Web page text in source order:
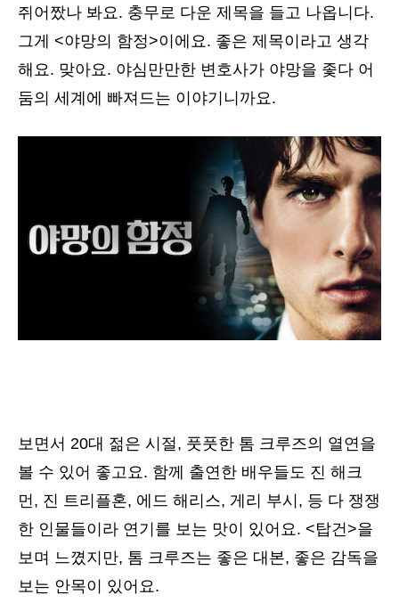
쥐어짰나 봐요. 충무로 다운 제목을 들고 나옵니다.
그게 <야망의 함정>이에요. 좋은 제목이라고 생각
해요. 맞아요. 야심만만한 변호사가 야망을 좇다 어
둠의 세계에 빠져드는 이야기니까요.
보면서 20대 젊은 시절, 풋풋한 톰 크루즈의 열연을
볼 수 있어 좋고요. 함께 출연한 배우들도 진 해크
먼, 진 트리플혼, 에드 해리스, 게리 부시, 등 다 쟁쟁
한 인물들이라 연기를 보는 맛이 있어요. <탑건>을
보며 느꼈지만, 톰 크루즈는 좋은 대본, 좋은 감독을
보는 안목이 있어요.